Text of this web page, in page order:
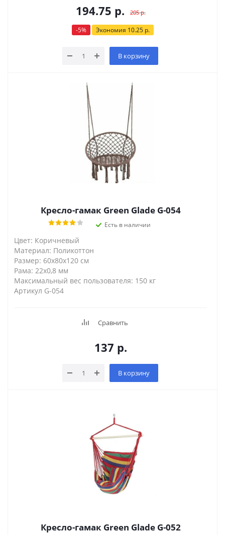
194.75 р. 205р.
-5% Экономия 10.25р.
В корзину
Кресло-гамак Green Glade G-054
Есть в наличии
Цвет: Коричневый
Материал: Поликоттон
Размер: 60х80х120 см
Рама: 22х0,8 мм
Maксимальный вес пользователя: 150 кг
Артикул G-054
Сравнить
137 р.
В корзину
Кресло-гамак Green Glade G-052